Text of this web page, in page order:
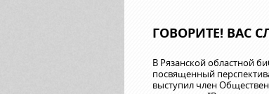
ГОВОРИТЕ! ВАС
В Рязанской областной
посвященный
выступил член